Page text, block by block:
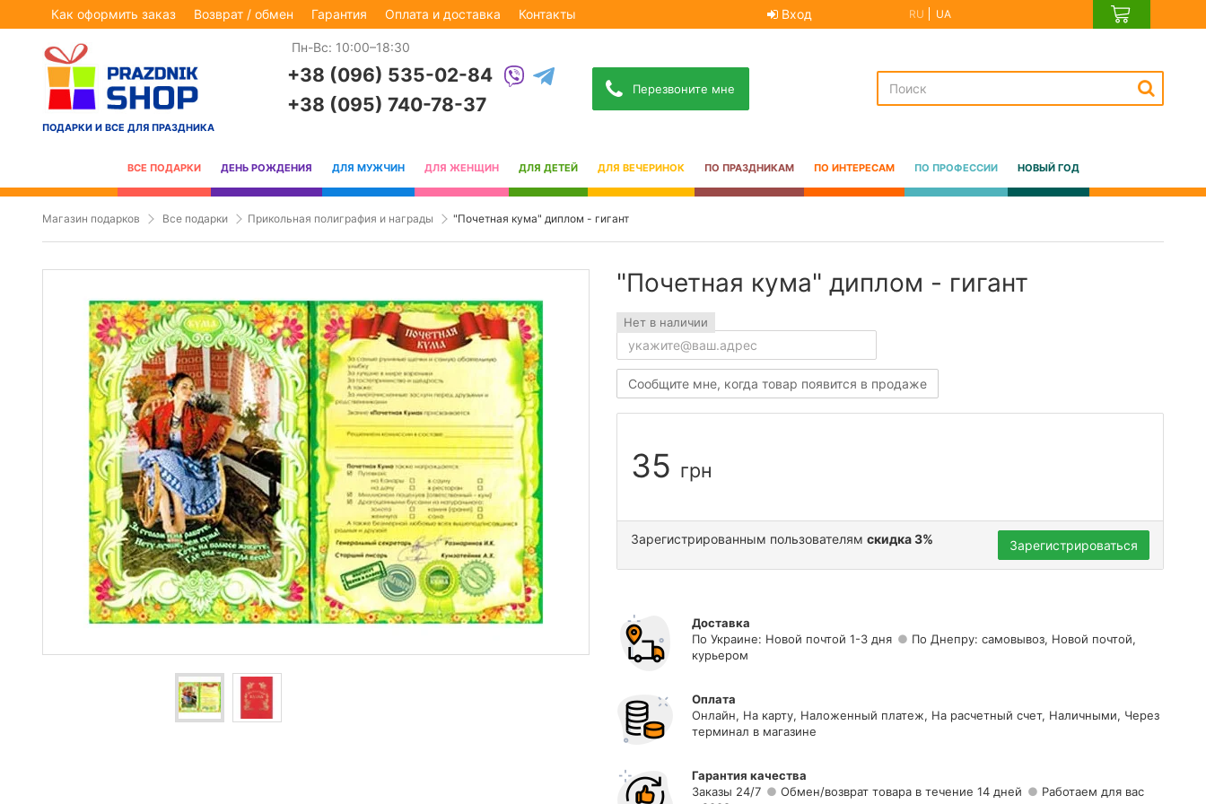
Как оформить заказ Возврат / обмен Гарантия Оплата и доставка Контакты Вход RU UA
ПОДАРКИ И ВСЕ ДЛЯ ПРАЗДНИКА
Пн-Вс: 10:00–18:30
+38 (096) 535-02-84
+38 (095) 740-78-37
Перезвоните мне
ВСЕ ПОДАРКИ ДЕНЬ РОЖДЕНИЯ ДЛЯ МУЖЧИН ДЛЯ ЖЕНЩИН ДЛЯ ДЕТЕЙ ДЛЯ ВЕЧЕРИНОК ПО ПРАЗДНИКАМ ПО ИНТЕРЕСАМ ПО ПРОФЕССИИ НОВЫЙ ГОД
Магазин подарков Все подарки Прикольная полиграфия и награды "Почетная кума" диплом - гигант
"Почетная кума" диплом - гигант
Нет в наличии
Сообщите мне, когда товар появится в продаже
35 грн
Зарегистрированным пользователям скидка 3% Зарегистрироваться
Доставка
По Украине: Новой почтой 1-3 дня
По Днепру: самовывоз, Новой почтой,
курьером
Оплата
Онлайн, На карту, Наложенный платеж, На расчетный счет, Наличными, Через
терминал в магазине
Гарантия качества
Заказы 24/7
Обмен/возврат товара в течение 14 дней
Работаем для вас